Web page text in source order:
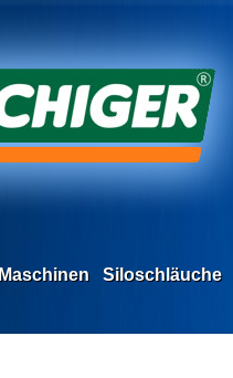
Maschinen Siloschläuche